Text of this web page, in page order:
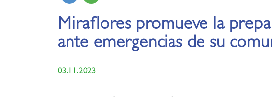
Miraflores promueve la
ante emergencias de su
03.11.2023